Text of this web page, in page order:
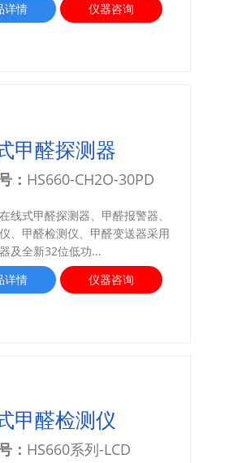
详情
仪器咨询
甲醛探测器
： HS660-CH2O-30PD
线式甲醛探测器、甲醛报警器、
、甲醛检测仪、甲醛变送器采用
及全新32位低功...
详情
仪器咨询
甲醛检测仪
： HS660系列-LCD